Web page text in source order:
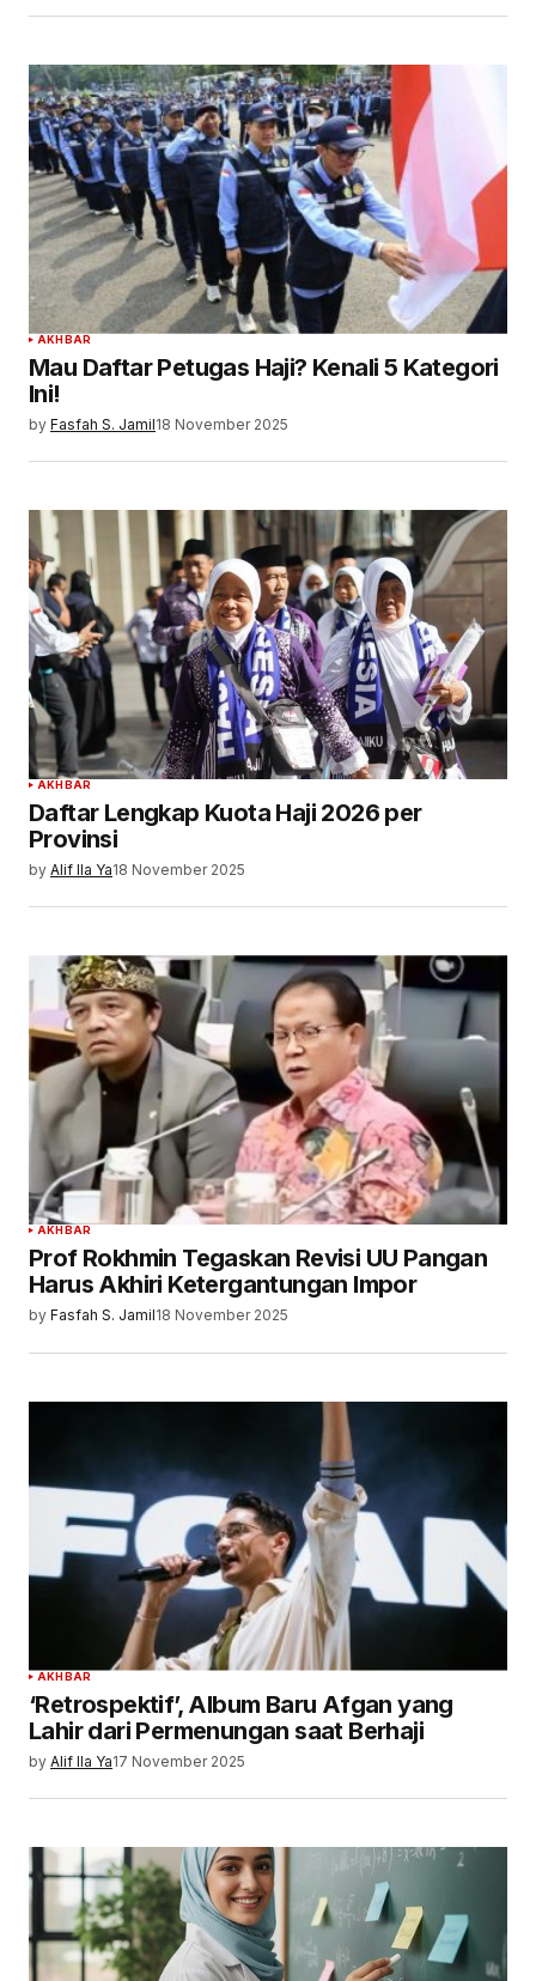
AKHBAR
Mau Daftar Petugas Haji? Kenali 5 Kategori
Ini!
by Fasfah S. Jamil18 November 2025
AKHBAR
Daftar Lengkap Kuota Haji 2026 per
Provinsi
by Alif Ila Ya18 November 2025
AKHBAR
Prof Rokhmin Tegaskan Revisi UU Pangan
Harus Akhiri Ketergantungan Impor
by Fasfah S. Jamil18 November 2025
AKHBAR
‘Retrospektif’, Album Baru Afgan yang
Lahir dari Permenungan saat Berhaji
by Alif Ila Ya17 November 2025